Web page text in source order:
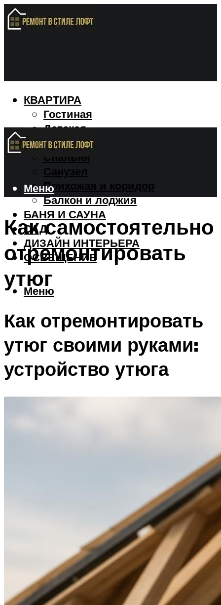
КВАРТИРА
Гостиная
Детская
Кухня
Спальня
Санузел
Прихожая и коридор
Балкон и лоджия
БАНЯ И САУНА
САД
ДИЗАЙН ИНТЕРЬЕРА
ОСВЕЩЕНИЕ
Меню
Меню
Как самостоятельно
отремонтировать
утюг
Как отремонтировать
утюг своими руками:
устройство утюга